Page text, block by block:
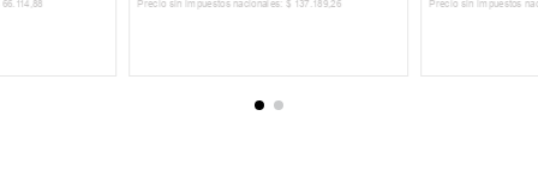
66. 114 ,88 Precio sin impuestos nacionales: $ 137 .189,26 Precio sin impuestos